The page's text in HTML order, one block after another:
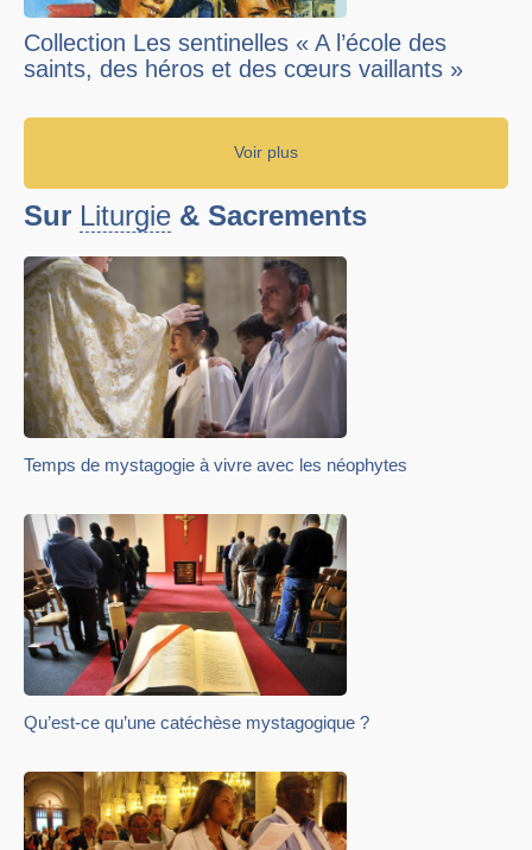
Collection Les sentinelles « A l’école des
saints, des héros et des cœurs vaillants »
Voir plus
Sur Liturgie & Sacrements
Temps de mystagogie à vivre avec les néophytes
Qu’est-ce qu’une catéchèse mystagogique ?